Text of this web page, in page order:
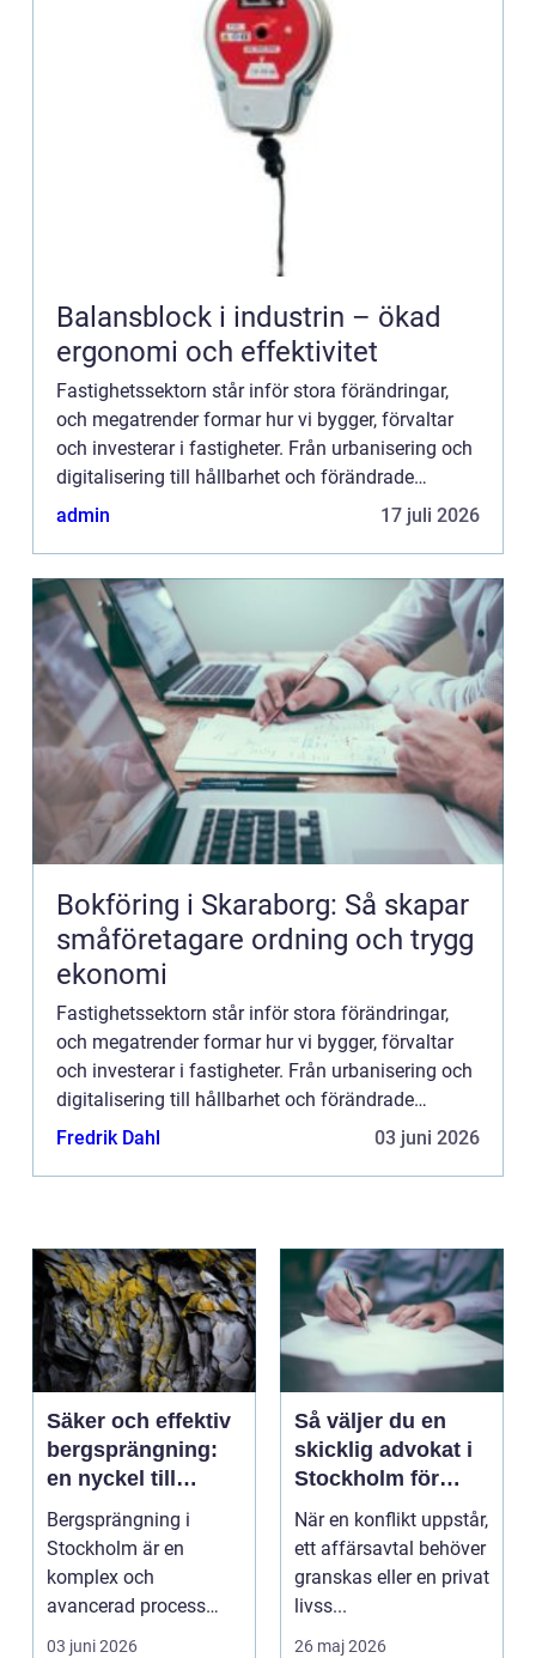
Balansblock i industrin – ökad
ergonomi och effektivitet
Fastighetssektorn står inför stora förändringar,
och megatrender formar hur vi bygger, förvaltar
och investerar i fastigheter. Från urbanisering och
digitalisering till hållbarhet och förändrade
demogra...
admin 17 juli 2026
Bokföring i Skaraborg: Så skapar
småföretagare ordning och trygg
ekonomi
Fastighetssektorn står inför stora förändringar,
och megatrender formar hur vi bygger, förvaltar
och investerar i fastigheter. Från urbanisering och
digitalisering till hållbarhet och förändrade
demogra...
Fredrik Dahl 03 juni 2026
Säker och effektiv
bergsprängning:
en nyckel till
framgångsrika
byggprojekt
Bergsprängning i
Stockholm är en
komplex och
avancerad process
som spelar en central
03 juni 2026
Så väljer du en
skicklig advokat i
Stockholm för
komplexa juridiska
utmaningar
När en konflikt uppstår,
ett affärsavtal behöver
granskas eller en privat
livss...
26 maj 2026